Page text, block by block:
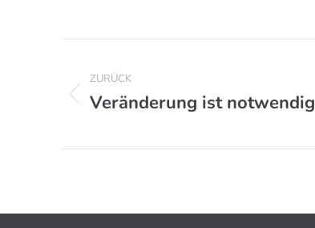
ZURÜCK
Vorheriger
Veränderung ist notwendig